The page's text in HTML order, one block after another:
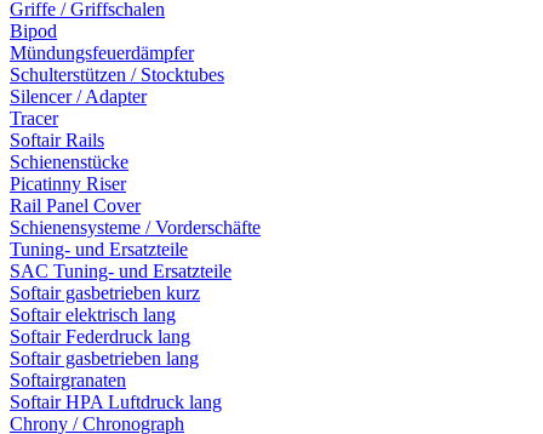
Griffe / Griffschalen
Bipod
Mündungsfeuerdämpfer
Schulterstützen / Stocktubes
Silencer / Adapter
Tracer
Softair Rails
Schienenstücke
Picatinny Riser
Rail Panel Cover
Schienensysteme / Vorderschäfte
Tuning- und Ersatzteile
SAC Tuning- und Ersatzteile
Softair gasbetrieben kurz
Softair elektrisch lang
Softair Federdruck lang
Softair gasbetrieben lang
Softairgranaten
Softair HPA Luftdruck lang
Chrony / Chronograph